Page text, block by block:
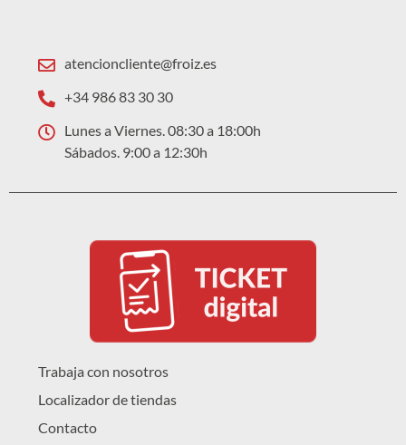
atencioncliente@froiz.es
+34 986 83 30 30
Lunes a Viernes. 08:30 a 18:00h
Sábados. 9:00 a 12:30h
Trabaja con nosotros
Localizador de tiendas
Contacto